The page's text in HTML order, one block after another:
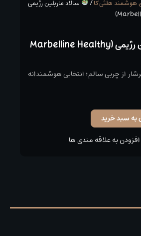
هوشمند هلثی‌کا/
سالاد ماربلین رژیمی
سالاد ماربلین رژیمی (Marbelline Healthy
از چربی سالم؛ انتخابی هوشمندانه
به سبد خرید
افزودن به علاقه مندی ها